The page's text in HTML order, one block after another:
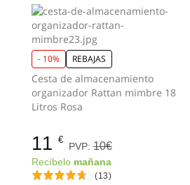
- 10% REBAJAS
Cesta de almacenamiento
organizador Rattan mimbre 18
Litros Rosa
11 €
PVP:10€
Recíbelo mañana
(13)